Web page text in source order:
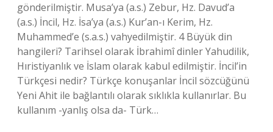
gönderilmiştir. Musa’ya (a.s.) Zebur, Hz. Davud’a
(a.s.) İncil, Hz. İsa’ya (a.s.) Kur’an-ı Kerim, Hz.
Muhammed’e (s.a.s.) vahyedilmiştir. 4 Büyük din
hangileri? Tarihsel olarak İbrahimî dinler Yahudilik,
Hıristiyanlık ve İslam olarak kabul edilmiştir. İncil’in
Türkçesi nedir? Türkçe konuşanlar İncil sözcüğünü
Yeni Ahit ile bağlantılı olarak sıklıkla kullanırlar. Bu
kullanım -yanlış olsa da- Türk…